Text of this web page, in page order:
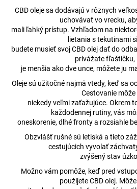
CBD oleje sa dodávajú v rôznych
uchovávať vo vrecku,
mali ľahký prístup. Vzhľadom na
lietania s tekutinami
budete musieť svoj CBD olej dať do
privážate fľaštičku,
je menšia ako dve unce, môžete ju
Oleje sú užitočné najmä vtedy, keď sa
Cestovanie
niekedy veľmi zaťažujúce. Okrem
každodennej rutiny, vás
oneskorenie, dlhé fronty a rozsiahle
Obzvlášť rušné sú letiská a tieto
cestujúcich vyvolať
zvýšený stav
Možno vám pomôže, keď pred
použijete CBD olej.
s
?
HĽADAŤ